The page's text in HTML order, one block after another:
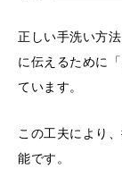
正しい手洗い方
に伝えるために
ています。
この工夫により
能です。